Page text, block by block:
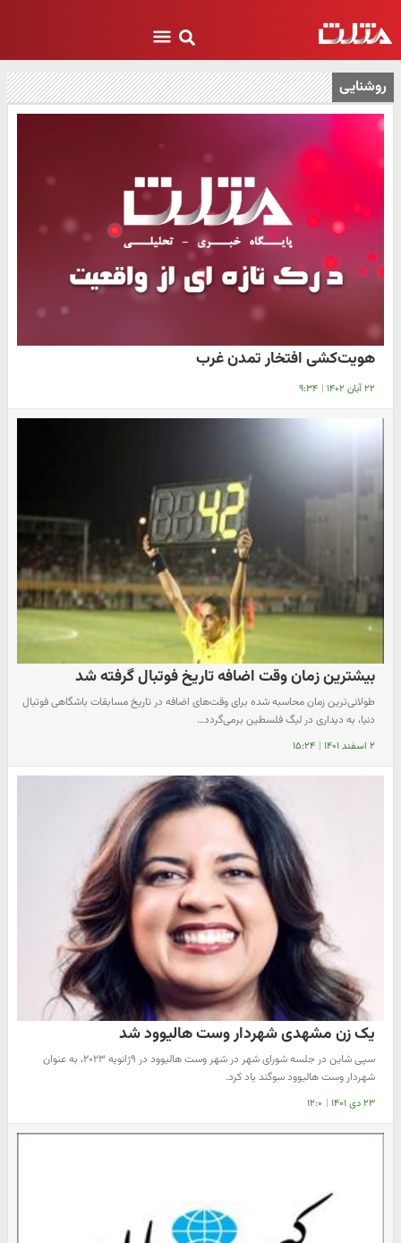
روشنایی
هویت‌کشی افتخار تمدن غرب
۲۲ آبان ۱۴۰۲ | ۹:۳۴
بیشترین زمان وقت اضافه تاریخ فوتبال گرفته شد
طولانی‌ترین زمان محاسبه شده برای وقت‌های اضافه در تاریخ مسابقات باشگاهی فوتبال
دنیا، به دیداری در لیگ فلسطین برمی‌گردد…
۲ اسفند ۱۴۰۱ | ۱۵:۲۴
یک زن مشهدی شهردار وست‌ هالیوود شد
سپی شاین در جلسه شورای شهر در شهر وست هالیوود در ۹ژانویه ۲۰۲۳، به عنوان
شهردار وست هالیوود سوگند یاد کرد.
۲۳ دی ۱۴۰۱ | ۱۲:۰